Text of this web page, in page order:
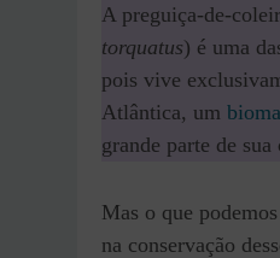
A preguiça-de-
torquatus) é uma
pois vive
Atlântica, um bioma
grande parte de
Mas o que
na conservação